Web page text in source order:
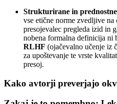
Strukturirane in
vse etične norme zvedljive
presojevalec pregleda izid in
nobena formalna definicija ni
RLHF (ojačevalno učenje iz
za upoštevanje te vrste
presoj.
Kako avtorji preverjajo